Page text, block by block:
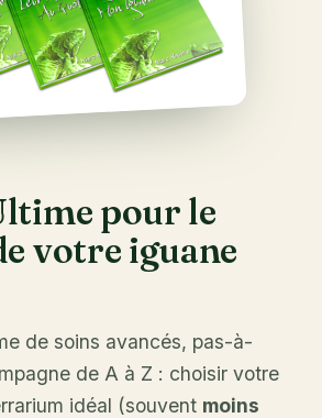
pour le
votre iguane
de soins avancés, pas-à-
de A à Z : choisir votre
idéal (souvent moins